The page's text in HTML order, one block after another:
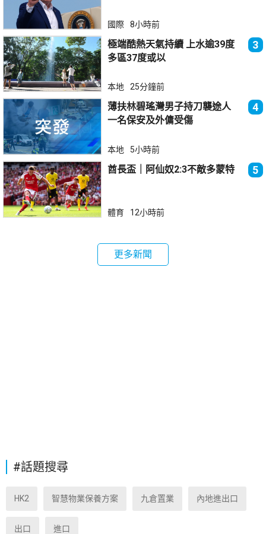
國際 8小時前
極端酷熱天氣持續 上水逾39度
多區37度或以
3
本地 25分鐘前
薄扶林碧瑤灣男子持刀襲途人
一名保安及外傭受傷
4
本地 5小時前
酋長盃｜阿仙奴2:3不敵多蒙特 5
體育 12小時前
更多新聞
#話題搜尋
HK2 智慧物業保養方案 九倉置業 內地進出口
出口 進口